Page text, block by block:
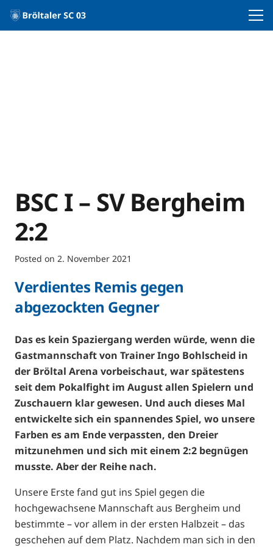
BSC I – SV Bergheim
2:2
Posted on 2. November 2021
Verdientes Remis gegen
abgezockten Gegner
Das es kein Spaziergang werden würde, wenn die
Gastmannschaft von Trainer Ingo Bohlscheid in
der Bröltal Arena vorbeischaut, war spätestens
seit dem Pokalfight im August allen Spielern und
Zuschauern klar gewesen. Und auch dieses Mal
entwickelte sich ein spannendes Spiel, wo unsere
Farben es am Ende verpassten, den Dreier
mitzunehmen und sich mit einem 2:2 begnügen
musste. Aber der Reihe nach.
Unsere Erste fand gut ins Spiel gegen die
hochgewachsene Mannschaft aus Bergheim und
bestimmte – vor allem in der ersten Halbzeit – das
geschehen auf dem Platz. Nachdem man sich in den